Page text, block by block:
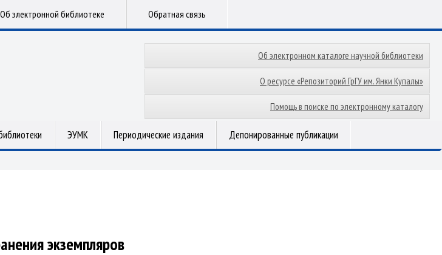
Об электронной библиотеке Обратная связь
Об электронном каталоге научной библиотеки
О ресурсе «Репозиторий ГрГУ им. Янки Купалы»
Помощь в поиске по электронному каталогу
ЭУМК Периодические издания Депонированные публикации
экземпляров